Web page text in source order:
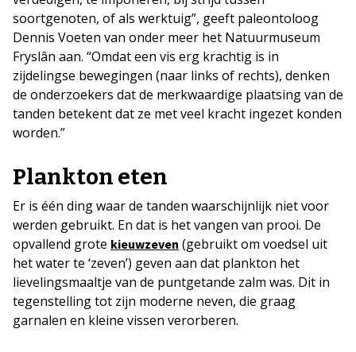
soortgenoten, of als werktuig”, geeft paleontoloog
Dennis Voeten van onder meer het Natuurmuseum
Fryslân aan. “Omdat een vis erg krachtig is in
zijdelingse bewegingen (naar links of rechts), denken
de onderzoekers dat de merkwaardige plaatsing van de
tanden betekent dat ze met veel kracht ingezet konden
worden.”
Plankton eten
Er is één ding waar de tanden waarschijnlijk niet voor
werden gebruikt. En dat is het vangen van prooi. De
opvallend grote kieuwzeven (gebruikt om voedsel uit
het water te ‘zeven’) geven aan dat plankton het
lievelingsmaaltje van de puntgetande zalm was. Dit in
tegenstelling tot zijn moderne neven, die graag
garnalen en kleine vissen verorberen.